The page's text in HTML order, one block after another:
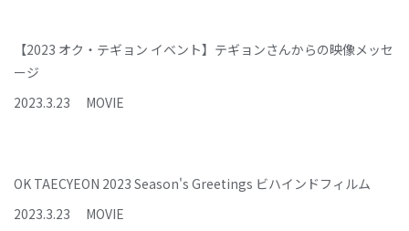
【2023 オク・テギョン イベント】テギョンさんからの映像メッセ
ージ
2023.3.23 MOVIE
OK TAECYEON 2023 Season's Greetings ビハインドフィルム
2023.3.23 MOVIE